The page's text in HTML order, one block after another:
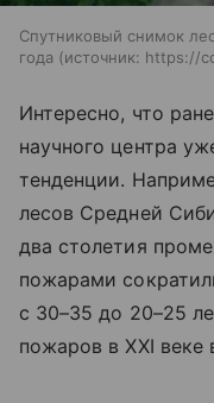
Спутниковый снимок
года
источник: https://
Интересно, что
научного центра
тенденции.
лесов Средней
два столетия
пожарами
с 30–35 до 20–25
пожаров в XXI веке